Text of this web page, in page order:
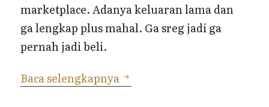
marketplace. Adanya keluaran lama dan
ga lengkap plus mahal. Ga sreg jadi ga
pernah jadi beli.
Baca selengkapnya Buku Latihan Berhitung